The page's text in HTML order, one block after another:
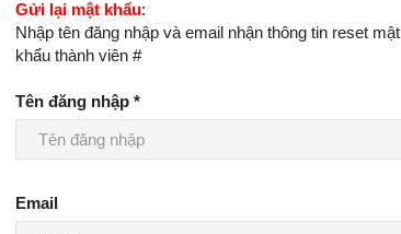
Gửi lại mật khẩu:
Nhập tên đăng nhập và email nhận thông tin reset mật
khẩu thành viên #
Tên đăng nhập *
Email